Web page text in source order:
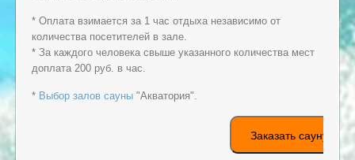
* Оплата взимается за 1 час отдыха независимо от
количества посетителей в зале.
* За каждого человека свыше указанного количества мест
доплата 200 руб. в час.
* Выбор залов сауны "Акватория".
Заказать сауну